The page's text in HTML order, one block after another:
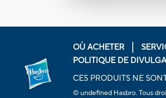
OÙ ACHETER
POLITIQUE DE
CES PRODUITS NE
© undefined Hasbro. Tous